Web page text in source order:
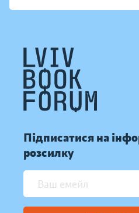
Підписатися на
розсилку